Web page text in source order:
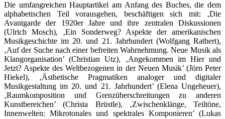
Die umfangreichen Hauptartikel am Anfang des Buches, die dem
alphabetischen Teil vorausgehen, beschäftigen sich mit: ‚Die
Avantgarde der 1920er Jahre und ihre zentralen Diskussionen
(Ulrich Mosch), ‚Ein Sonderweg? Aspekte der amerikanischen
Musikgeschichte im 20. und 21. Jahrhundert (Wolfgang Rathert),
‚Auf der Suche nach einer befreiten Wahrnehmung. Neue Musik als
Klangorganisation’ (Christian Utz), ‚Angekommen im Hier und
Jetzt? Aspekte des Weltbezogenen in der Neuen Musik’ (Jörn Peter
Hiekel), ‚Ästhetische Pragmatiken analoger und digitaler
Musikgestaltung im 20. und 21. Jahrhundert’ (Elena Ungeheuer),
‚Raumkomposition und Grenzüberschreitungen zu anderen
Kunstbereichen’ (Christa Brüstle), ‚Zwischenklänge, Teiltöne,
Innenwelten: Mikrotonales und spektrales Komponieren’ (Lukas